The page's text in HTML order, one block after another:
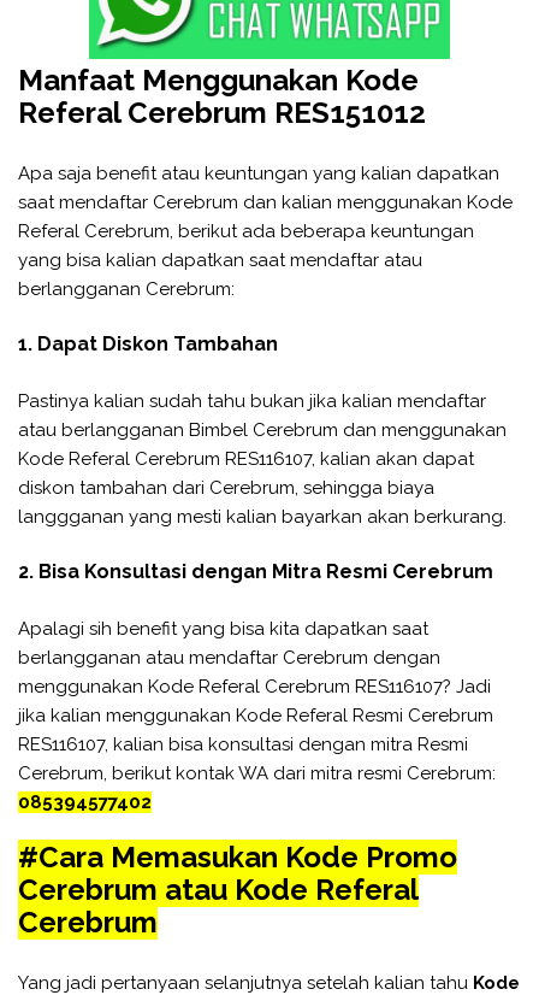
Manfaat Menggunakan Kode
Referal Cerebrum RES151012
Apa saja benefit atau keuntungan yang kalian dapatkan
saat mendaftar Cerebrum dan kalian menggunakan Kode
Referal Cerebrum, berikut ada beberapa keuntungan
yang bisa kalian dapatkan saat mendaftar atau
berlangganan Cerebrum:
1. Dapat Diskon Tambahan
Pastinya kalian sudah tahu bukan jika kalian mendaftar
atau berlangganan Bimbel Cerebrum dan menggunakan
Kode Referal Cerebrum RES116107, kalian akan dapat
diskon tambahan dari Cerebrum, sehingga biaya
langgganan yang mesti kalian bayarkan akan berkurang.
2. Bisa Konsultasi dengan Mitra Resmi Cerebrum
Apalagi sih benefit yang bisa kita dapatkan saat
berlangganan atau mendaftar Cerebrum dengan
menggunakan Kode Referal Cerebrum RES116107? Jadi
jika kalian menggunakan Kode Referal Resmi Cerebrum
RES116107, kalian bisa konsultasi dengan mitra Resmi
Cerebrum, berikut kontak WA dari mitra resmi Cerebrum:
085394577402
#Cara Memasukan Kode Promo
Cerebrum atau Kode Referal
Cerebrum
Yang jadi pertanyaan selanjutnya setelah kalian tahu Kode